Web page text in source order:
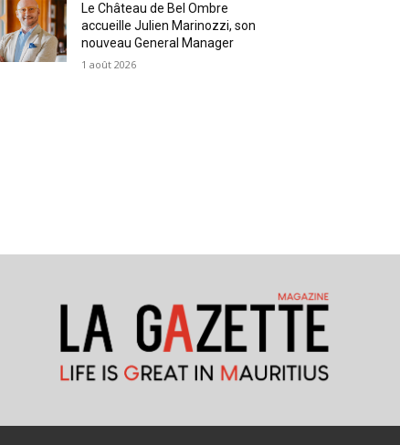
Le Château de Bel Ombre
accueille Julien Marinozzi, son
nouveau General Manager
1 août 2026